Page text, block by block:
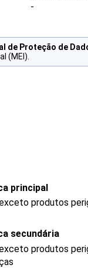
-
de Proteção de
(MEI).
principal
produtos
secundária
produtos